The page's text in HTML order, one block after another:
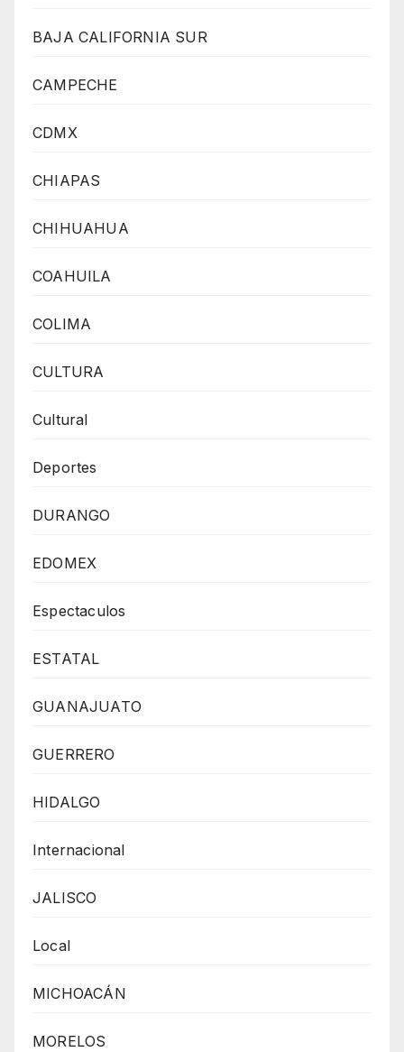
BAJA CALIFORNIA SUR
CAMPECHE
CDMX
CHIAPAS
CHIHUAHUA
COAHUILA
COLIMA
CULTURA
Cultural
Deportes
DURANGO
EDOMEX
Espectaculos
ESTATAL
GUANAJUATO
GUERRERO
HIDALGO
Internacional
JALISCO
Local
MICHOACÁN
MORELOS